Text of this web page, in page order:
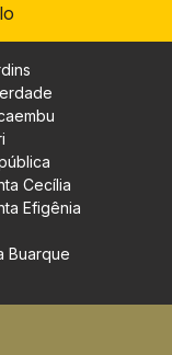
Cecília
Efigênia
Buarque